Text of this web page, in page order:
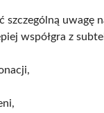
uwagę
współgra z